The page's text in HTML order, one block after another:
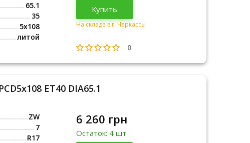
65.1
35
5x108
литой
Купить
На складе в г. Черкассы
0
ET40 DIA65.1
ZW
7
R17
6 260 грн
Остаток: 4 шт